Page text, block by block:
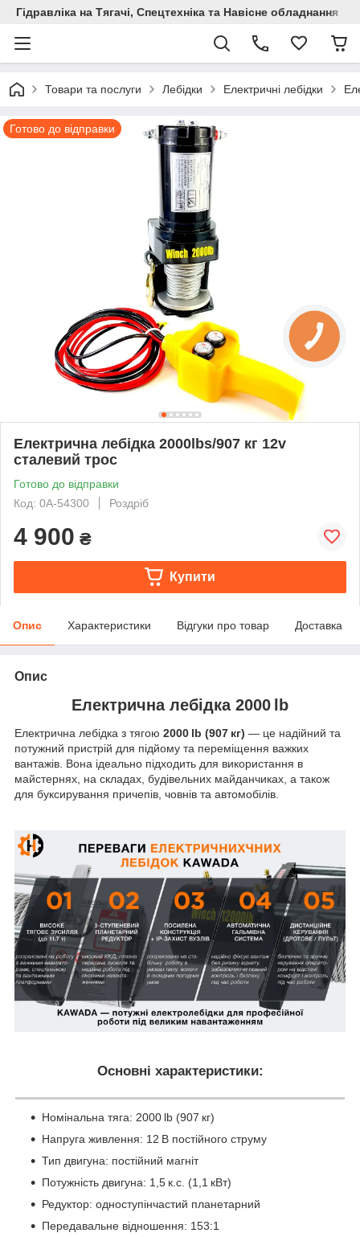
Гідравліка на Тягачі, Спецтехніка та Навісне обладнання
Товари та послуги Лебідки Електричні лебідки
Готово до відправки
Електрична лебідка 2000lbs/907 кг 12v
сталевий трос
Готово до відправки
Код: 0А-54300
Роздріб
4 900 ₴
Купити
Опис Характеристики Відгуки про товар Доставка
Опис
Електрична лебідка 2000 lb
Електрична лебідка з тягою 2000 lb (907 кг) — це надійний та
потужний пристрій для підйому та переміщення важких
вантажів. Вона ідеально підходить для використання в
майстернях, на складах, будівельних майданчиках, а також
для буксирування причепів, човнів та автомобілів.
Основні характеристики:
Номінальна тяга: 2000 lb (907 кг)
Напруга живлення: 12 В постійного струму
Тип двигуна: постійний магніт
Потужність двигуна: 1,5 к.с. (1,1 кВт)
Редуктор: одноступінчастий планетарний
Передавальне відношення: 153:1